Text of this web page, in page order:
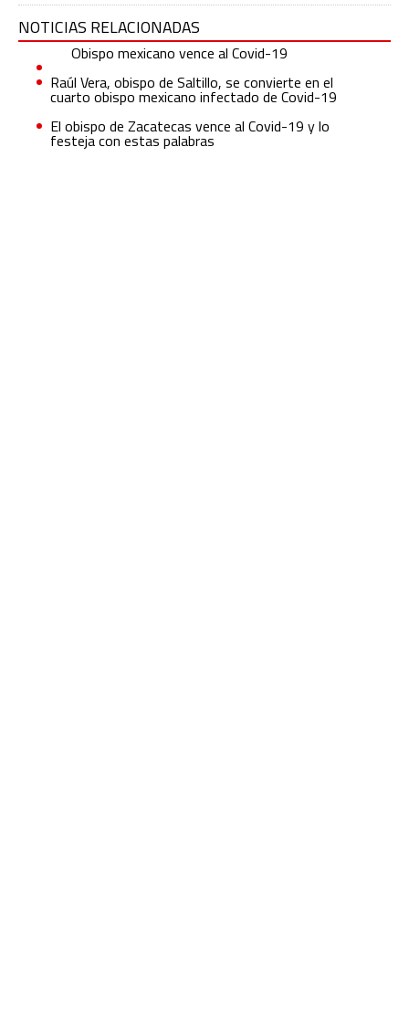
NOTICIAS RELACIONADAS
Obispo mexicano vence al Covid-19
Raúl Vera, obispo de Saltillo, se convierte en el
cuarto obispo mexicano infectado de Covid-19
El obispo de Zacatecas vence al Covid-19 y lo
festeja con estas palabras